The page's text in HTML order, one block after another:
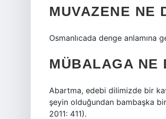
MUVAZENE NE
Osmanlıcada denge anlamına
MÜBALAGA NE
Abartma, edebi dilimizde bir
şeyin olduğundan bambaşka bir
2011: 411).